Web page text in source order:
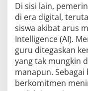
Di sisi lain,
di era digital,
siswa akibat arus
Intelligence (AI).
guru ditegaskan
yang tak mungkin
manapun.
berkomitmen